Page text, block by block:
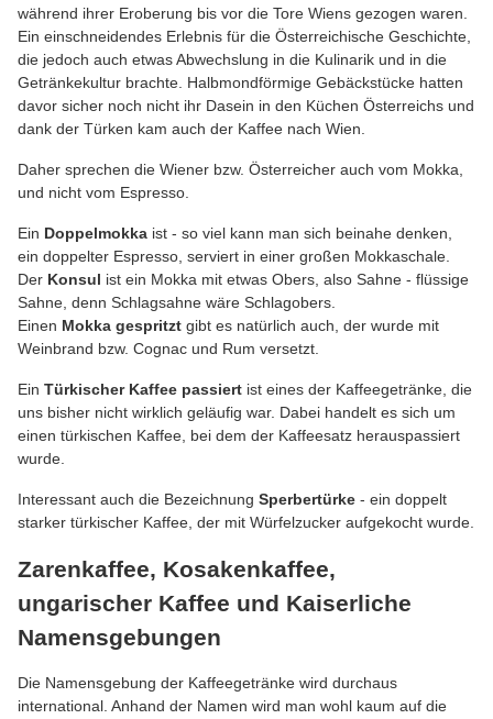
während ihrer Eroberung bis vor die Tore Wiens gezogen waren.
Ein einschneidendes Erlebnis für die Österreichische Geschichte,
die jedoch auch etwas Abwechslung in die Kulinarik und in die
Getränkekultur brachte. Halbmondförmige Gebäckstücke hatten
davor sicher noch nicht ihr Dasein in den Küchen Österreichs und
dank der Türken kam auch der Kaffee nach Wien.
Daher sprechen die Wiener bzw. Österreicher auch vom Mokka,
und nicht vom Espresso.
Ein Doppelmokka ist - so viel kann man sich beinahe denken,
ein doppelter Espresso, serviert in einer großen Mokkaschale.
Der Konsul ist ein Mokka mit etwas Obers, also Sahne - flüssige
Sahne, denn Schlagsahne wäre Schlagobers.
Einen Mokka gespritzt gibt es natürlich auch, der wurde mit
Weinbrand bzw. Cognac und Rum versetzt.
Ein Türkischer Kaffee passiert ist eines der Kaffeegetränke, die
uns bisher nicht wirklich geläufig war. Dabei handelt es sich um
einen türkischen Kaffee, bei dem der Kaffeesatz herauspassiert
wurde.
Interessant auch die Bezeichnung Sperbertürke - ein doppelt
starker türkischer Kaffee, der mit Würfelzucker aufgekocht wurde.
Zarenkaffee, Kosakenkaffee,
ungarischer Kaffee und Kaiserliche
Namensgebungen
Die Namensgebung der Kaffeegetränke wird durchaus
international. Anhand der Namen wird man wohl kaum auf die